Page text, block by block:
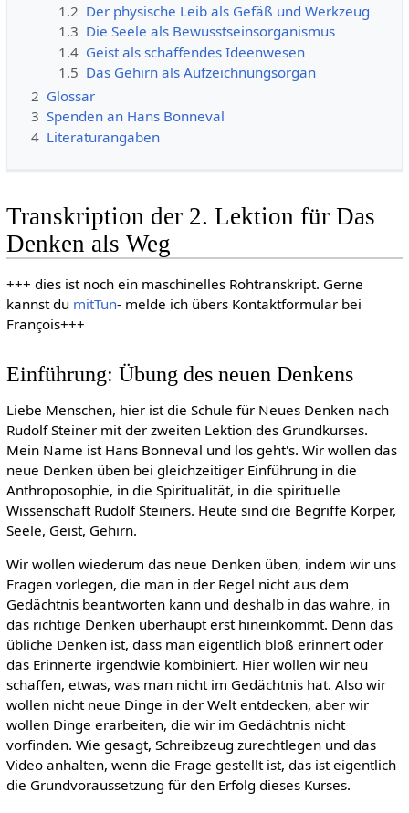
1.2 Der physische Leib als Gefäß und Werkzeug
1.3 Die Seele als Bewusstseinsorganismus
1.4 Geist als schaffendes Ideenwesen
1.5 Das Gehirn als Aufzeichnungsorgan
2 Glossar
3 Spenden an Hans Bonneval
4 Literaturangaben
Transkription der 2. Lektion für Das
Denken als Weg
+++ dies ist noch ein maschinelles Rohtranskript. Gerne
kannst du mitTun- melde ich übers Kontaktformular bei
François+++
Einführung: Übung des neuen Denkens
Liebe Menschen, hier ist die Schule für Neues Denken nach
Rudolf Steiner mit der zweiten Lektion des Grundkurses.
Mein Name ist Hans Bonneval und los geht's. Wir wollen das
neue Denken üben bei gleichzeitiger Einführung in die
Anthroposophie, in die Spiritualität, in die spirituelle
Wissenschaft Rudolf Steiners. Heute sind die Begriffe Körper,
Seele, Geist, Gehirn.
Wir wollen wiederum das neue Denken üben, indem wir uns
Fragen vorlegen, die man in der Regel nicht aus dem
Gedächtnis beantworten kann und deshalb in das wahre, in
das richtige Denken überhaupt erst hineinkommt. Denn das
übliche Denken ist, dass man eigentlich bloß erinnert oder
das Erinnerte irgendwie kombiniert. Hier wollen wir neu
schaffen, etwas, was man nicht im Gedächtnis hat. Also wir
wollen nicht neue Dinge in der Welt entdecken, aber wir
wollen Dinge erarbeiten, die wir im Gedächtnis nicht
vorfinden. Wie gesagt, Schreibzeug zurechtlegen und das
Video anhalten, wenn die Frage gestellt ist, das ist eigentlich
die Grundvoraussetzung für den Erfolg dieses Kurses.